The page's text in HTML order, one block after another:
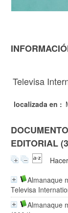
Televisa
localizada en :
EDITORIAL
Almanaque
Televisa
Almanaque